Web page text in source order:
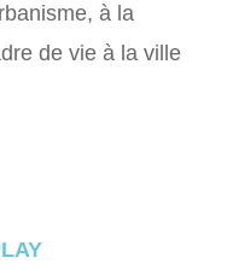
à la
de vie à la ville